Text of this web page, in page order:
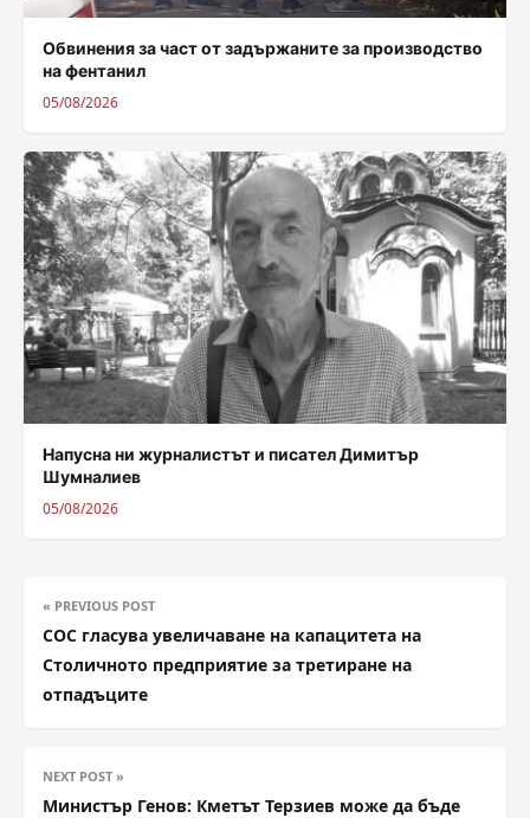
Обвинения за част от задържаните за производство
на фентанил
05/08/2026
Напусна ни журналистът и писател Димитър
Шумналиев
05/08/2026
« PREVIOUS POST
СОС гласува увеличаване на капацитета на
Столичното предприятие за третиране на
отпадъците
NEXT POST »
Министър Генов: Кметът Терзиев може да бъде